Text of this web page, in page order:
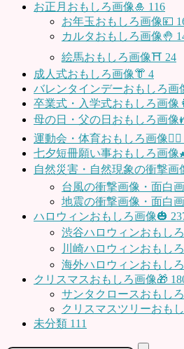
お正月おもしろ画像🎍 116
お年玉おもしろ画像💴
カルタおもしろ画像🤚
絵馬おもしろ画像⛩ 24
成人式おもしろ画像👘 4
バレンタインデーおもしろ画
卒業式・入学式おもしろ画像
母の日・父の日おもしろ画像
運動会・体育おもしろ画像🤸‍♂️
七夕短冊願い事おもしろ画像
自然災害・自然現象の衝撃
台風の衝撃画像・面白
地震の衝撃画像・面白
ハロウィンおもしろ画像🎃
渋谷ハロウィンおもしろ
川崎ハロウィンおもし
海外ハロウィンおもしろ
クリスマスおもしろ画像🎁
サンタクロースおもし
クリスマスツリーおも
未分類 111